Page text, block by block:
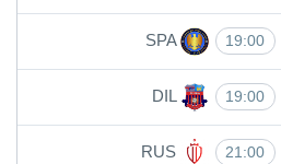
SPA 19:00
DIL 19:00
RUS 21:00